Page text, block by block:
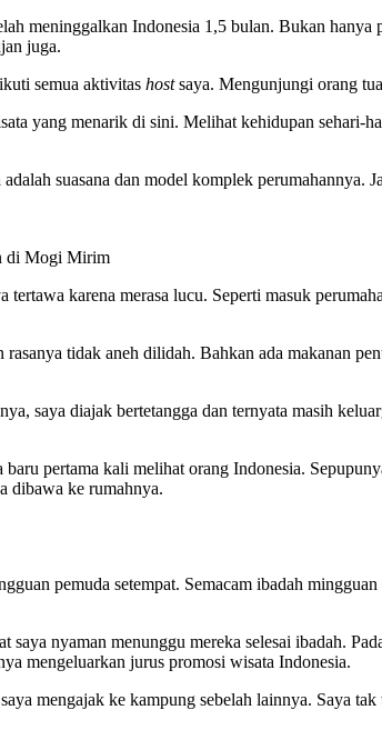
meninggalkan Indonesia 1,5 bulan. Bukan
juga.
semua aktivitas hostsaya. Mengunjungi orang
yang menarik di sini. Melihat kehidupan sehari-
suasana dan model komplek
di Mogi Mirim
tertawa karena merasa lucu. Seperti masuk
rasanya tidak aneh dilidah. Bahkan ada makanan
saya diajak bertetangga dan ternyata masih
baru pertama kali melihat orang Indonesia.
dibawa ke rumahnya.
pemuda setempat. Semacam ibadah
saya nyaman menunggu mereka selesai ibadah.
mengeluarkan jurus promosi wisata Indonesia.
mengajak ke kampung sebelah lainnya. Saya